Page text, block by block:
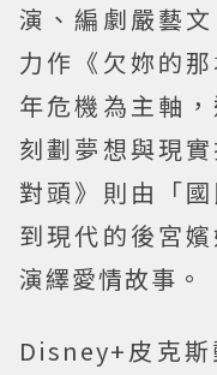
演、編劇嚴藝
力作《欠妳的
年危機為主軸
刻劃夢想與現
對頭》則由「
到現代的後宮
演繹愛情故事。
Disney+皮克